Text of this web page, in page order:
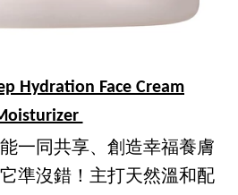
Hydration Face Cream
一同共享、創造幸福養膚
準沒錯！主打天然溫和配